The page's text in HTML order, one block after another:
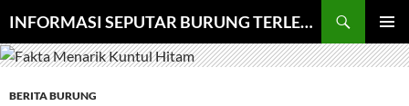
INFORMASI SEPUTAR BURUNG TERLENGKAP
MENU
UTAMA
KE
BERITA BURUNG